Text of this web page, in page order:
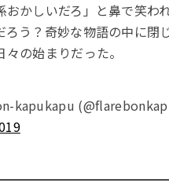
おかしいだろ」と鼻で笑わ
ろう？奇妙な物語の中に閉
の始まりだった。
kapukapu